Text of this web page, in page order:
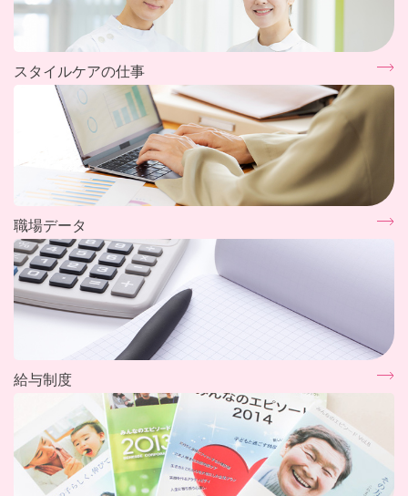
スタイルケアの仕事
職場データ
給与制度